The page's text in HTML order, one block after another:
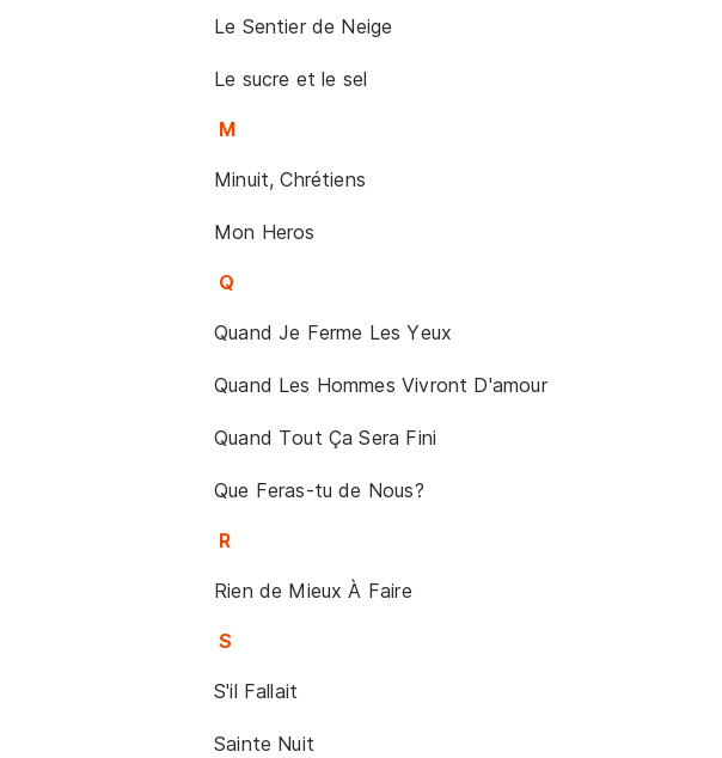
Le Sentier de Neige
Le sucre et le sel
M
Minuit, Chrétiens
Mon Heros
Q
Quand Je Ferme Les Yeux
Quand Les Hommes Vivront D'amour
Quand Tout Ça Sera Fini
Que Feras-tu de Nous?
R
Rien de Mieux À Faire
S
S'il Fallait
Sainte Nuit